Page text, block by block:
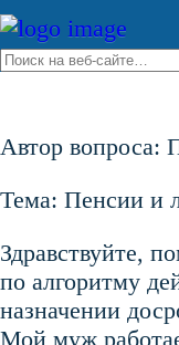
Автор вопроса:
Тема: Пенсии и
Здравствуйте,
по алгоритму
назначении
Мой муж